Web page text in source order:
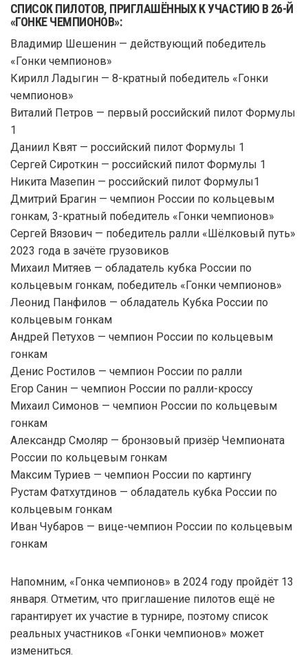
СПИСОК ПИЛОТОВ, ПРИГЛАШЁННЫХ К УЧАСТИЮ В 26-Й
«ГОНКЕ ЧЕМПИОНОВ»:
Владимир Шешенин — действующий победитель
«Гонки чемпионов»
Кирилл Ладыгин — 8-кратный победитель «Гонки
чемпионов»
Виталий Петров — первый российский пилот Формулы
1
Даниил Квят — российский пилот Формулы 1
Сергей Сироткин — российский пилот Формулы 1
Никита Мазепин — российский пилот Формулы1
Дмитрий Брагин — чемпион России по кольцевым
гонкам, 3-кратный победитель «Гонки чемпионов»
Сергей Вязович — победитель ралли «Шёлковый путь»
2023 года в зачёте грузовиков
Михаил Митяев — обладатель кубка России по
кольцевым гонкам, победитель «Гонки чемпионов»
Леонид Панфилов — обладатель Кубка России по
кольцевым гонкам
Андрей Петухов — чемпион России по кольцевым
гонкам
Денис Ростилов — чемпион России по ралли
Егор Санин — чемпион России по ралли-кроссу
Михаил Симонов — чемпион России по кольцевым
гонкам
Александр Смоляр — бронзовый призёр Чемпионата
России по кольцевым гонкам
Максим Туриев — чемпион России по картингу
Рустам Фатхутдинов — обладатель кубка России по
кольцевым гонкам
Иван Чубаров — вице-чемпион России по кольцевым
гонкам
Напомним, «Гонка чемпионов» в 2024 году пройдёт 13
января. Отметим, что приглашение пилотов ещё не
гарантирует их участие в турнире, поэтому список
реальных участников «Гонки чемпионов» может
измениться.